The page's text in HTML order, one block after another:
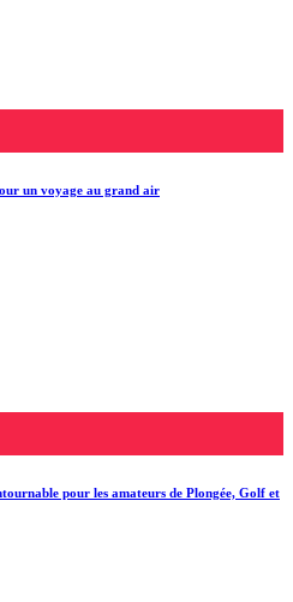
un voyage au grand air
pour les amateurs de Plongée, Golf et